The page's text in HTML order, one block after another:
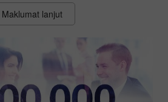
Maklumat lanjut